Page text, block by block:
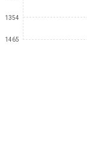
1354
1465